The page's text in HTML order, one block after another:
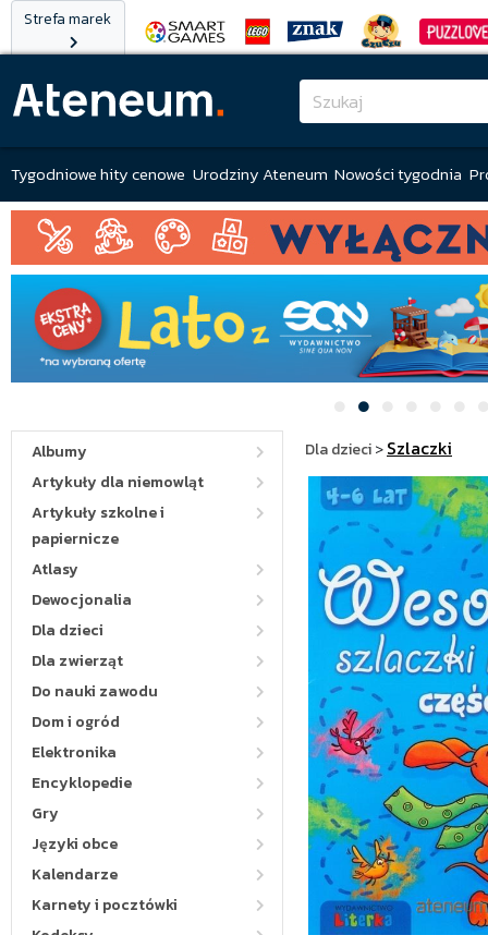
Strefa marek
Tygodniowe hity cenowe Urodziny Ateneum Nowości tygodnia
Albumy
Artykuły dla niemowląt
Artykuły szkolne i
papiernicze
Atlasy
Dewocjonalia
Dla dzieci
Dla zwierząt
Do nauki zawodu
Dom i ogród
Elektronika
Encyklopedie
Gry
Języki obce
Kalendarze
Karnety i pocztówki
Dla dzieci>Szlaczki